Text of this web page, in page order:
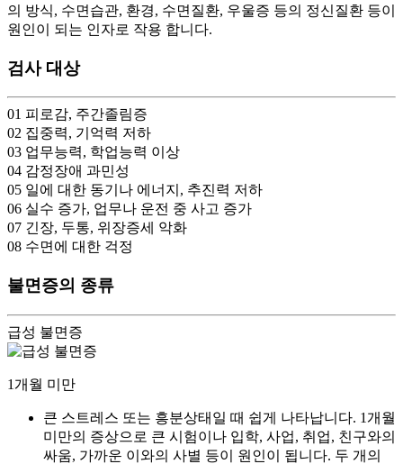
의 방식, 수면습관, 환경, 수면질환, 우울증 등의 정신질환 등이
원인이 되는 인자로 작용 합니다.
검사 대상
01 피로감, 주간졸림증
02 집중력, 기억력 저하
03 업무능력, 학업능력 이상
04 감정장애 과민성
05 일에 대한 동기나 에너지, 추진력 저하
06 실수 증가, 업무나 운전 중 사고 증가
07 긴장, 두통, 위장증세 악화
08 수면에 대한 걱정
불면증의 종류
급성 불면증
1개월 미만
큰 스트레스 또는 흥분상태일 때 쉽게 나타납니다. 1개월
미만의 증상으로 큰 시험이나 입학, 사업, 취업, 친구와의
싸움, 가까운 이와의 사별 등이 원인이 됩니다. 두 개의